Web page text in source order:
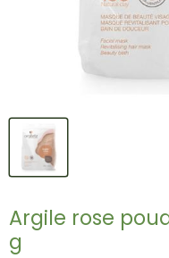
Argile rose
g